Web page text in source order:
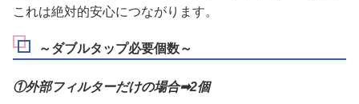
これは絶対的安心につながります。
～ダブルタップ必要個数～
①外部フィルターだけの場合➡2個